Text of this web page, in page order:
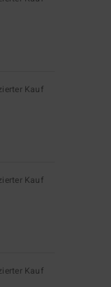
Kauf
Kauf
Kauf